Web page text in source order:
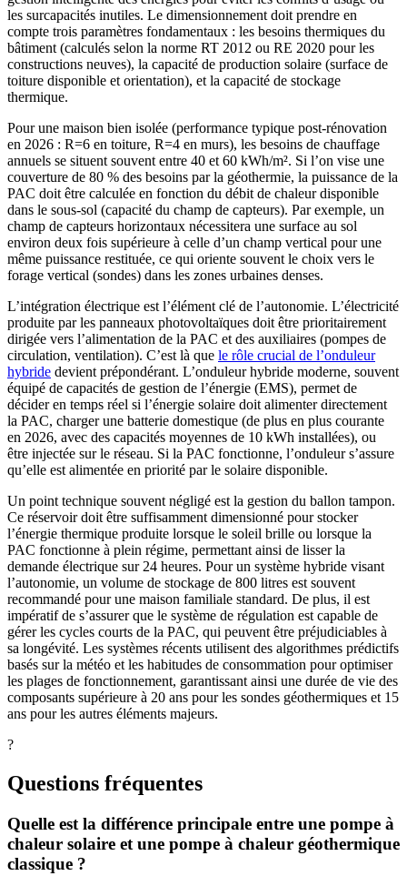
les surcapacités inutiles. Le dimensionnement doit prendre en
compte trois paramètres fondamentaux : les besoins thermiques du
bâtiment (calculés selon la norme RT 2012 ou RE 2020 pour les
constructions neuves), la capacité de production solaire (surface de
toiture disponible et orientation), et la capacité de stockage
thermique.
Pour une maison bien isolée (performance typique post-rénovation
en 2026 : R=6 en toiture, R=4 en murs), les besoins de chauffage
annuels se situent souvent entre 40 et 60 kWh/m². Si l’on vise une
couverture de 80 % des besoins par la géothermie, la puissance de la
PAC doit être calculée en fonction du débit de chaleur disponible
dans le sous-sol (capacité du champ de capteurs). Par exemple, un
champ de capteurs horizontaux nécessitera une surface au sol
environ deux fois supérieure à celle d’un champ vertical pour une
même puissance restituée, ce qui oriente souvent le choix vers le
forage vertical (sondes) dans les zones urbaines denses.
L’intégration électrique est l’élément clé de l’autonomie. L’électricité
produite par les panneaux photovoltaïques doit être prioritairement
dirigée vers l’alimentation de la PAC et des auxiliaires (pompes de
circulation, ventilation). C’est là que le rôle crucial de l’onduleur
hybride devient prépondérant. L’onduleur hybride moderne, souvent
équipé de capacités de gestion de l’énergie (EMS), permet de
décider en temps réel si l’énergie solaire doit alimenter directement
la PAC, charger une batterie domestique (de plus en plus courante
en 2026, avec des capacités moyennes de 10 kWh installées), ou
être injectée sur le réseau. Si la PAC fonctionne, l’onduleur s’assure
qu’elle est alimentée en priorité par le solaire disponible.
Un point technique souvent négligé est la gestion du ballon tampon.
Ce réservoir doit être suffisamment dimensionné pour stocker
l’énergie thermique produite lorsque le soleil brille ou lorsque la
PAC fonctionne à plein régime, permettant ainsi de lisser la
demande électrique sur 24 heures. Pour un système hybride visant
l’autonomie, un volume de stockage de 800 litres est souvent
recommandé pour une maison familiale standard. De plus, il est
impératif de s’assurer que le système de régulation est capable de
gérer les cycles courts de la PAC, qui peuvent être préjudiciables à
sa longévité. Les systèmes récents utilisent des algorithmes prédictifs
basés sur la météo et les habitudes de consommation pour optimiser
les plages de fonctionnement, garantissant ainsi une durée de vie des
composants supérieure à 20 ans pour les sondes géothermiques et 15
ans pour les autres éléments majeurs.
?
Questions fréquentes
Quelle est la différence principale entre une pompe à
chaleur solaire et une pompe à chaleur géothermique
classique ?